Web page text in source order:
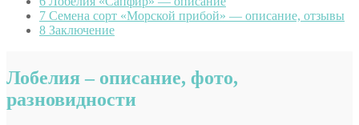
7 Семена сорт «Морской прибой» — описание, отзывы
8 Заключение
Лобелия – описание, фото,
разновидности